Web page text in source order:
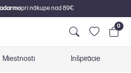
pri nákupe nad 89€
0
Miestnosti Inšpirácie